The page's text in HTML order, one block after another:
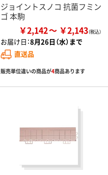
ジョイントスノコ 抗菌フミン
ゴ 本駒
￥2,142 ￥2,143
お届け日：8月26日（水）まで
直送品
販売単位違いの商品が4商品あります